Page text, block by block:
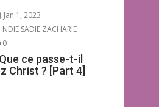
Jan 1, 2023
NDIE SADIE ZACHARIE
0
ce passe-t-il
Christ ? [Part 4]